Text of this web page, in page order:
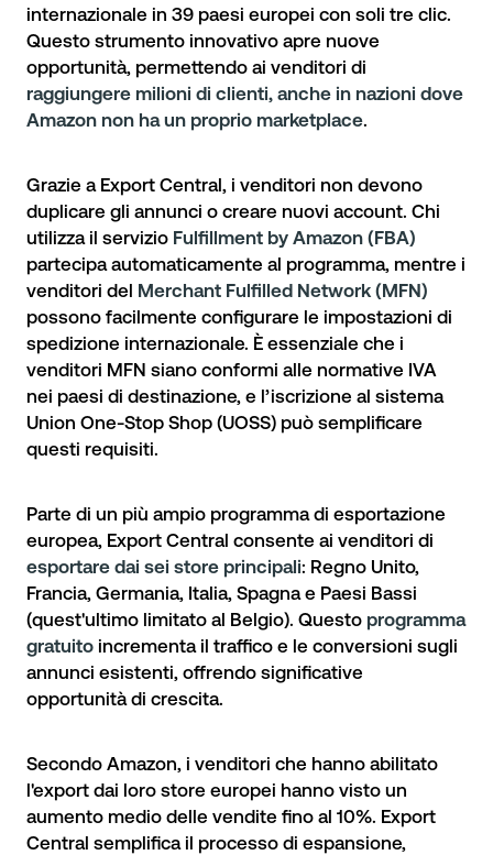
internazionale in 39 paesi europei con soli tre clic.
Questo strumento innovativo apre nuove
opportunità, permettendo ai venditori di
raggiungere milioni di clienti, anche in nazioni dove
Amazon non ha un proprio marketplace.
Grazie a Export Central, i venditori non devono
duplicare gli annunci o creare nuovi account. Chi
utilizza il servizio Fulfillment by Amazon (FBA)
partecipa automaticamente al programma, mentre i
venditori del Merchant Fulfilled Network (MFN)
possono facilmente configurare le impostazioni di
spedizione internazionale. È essenziale che i
venditori MFN siano conformi alle normative IVA
nei paesi di destinazione, e l’iscrizione al sistema
Union One-Stop Shop (UOSS) può semplificare
questi requisiti.
Parte di un più ampio programma di esportazione
europea, Export Central consente ai venditori di
esportare dai sei store principali: Regno Unito,
Francia, Germania, Italia, Spagna e Paesi Bassi
(quest'ultimo limitato al Belgio). Questo programma
gratuito incrementa il traffico e le conversioni sugli
annunci esistenti, offrendo significative
opportunità di crescita.
Secondo Amazon, i venditori che hanno abilitato
l'export dai loro store europei hanno visto un
aumento medio delle vendite fino al 10%. Export
Central semplifica il processo di espansione,